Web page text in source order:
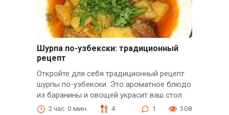
Шурпа по-узбекски: традиционный
рецепт
Откройте для себя традиционный рецепт
шурпы по-узбекски. Это ароматное блюдо
из баранины и овощей украсит ваш стол.
2 час. 0 мин. 4 1 308